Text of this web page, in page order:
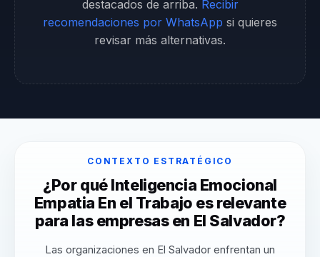
destacados de arriba. Recibir
recomendaciones por WhatsApp si quieres
revisar más alternativas.
CONTEXTO ESTRATÉGICO
¿Por qué Inteligencia Emocional
Empatia En el Trabajo es relevante
para las empresas en El Salvador?
Las organizaciones en El Salvador enfrentan un